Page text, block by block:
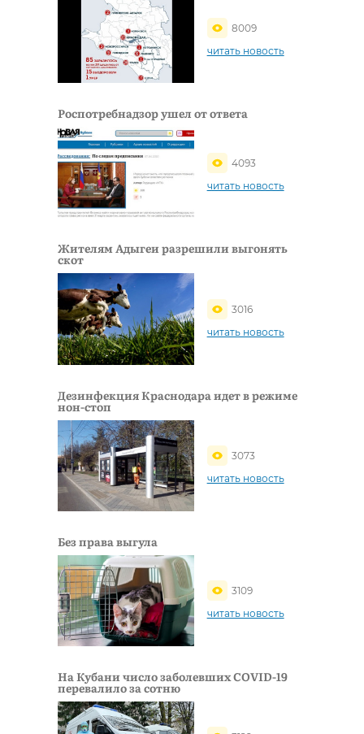
8009
читать новость
Роспотребнадзор ушел от ответа
4093
читать новость
Жителям Адыгеи разрешили выгонять
скот
3016
читать новость
Дезинфекция Краснодара идет в режиме
нон-стоп
3073
читать новость
Без права выгула
3109
читать новость
На Кубани число заболевших COVID-19
перевалило за сотню